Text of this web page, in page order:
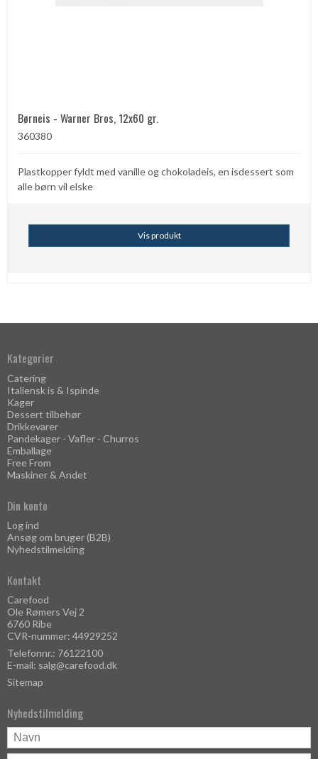
Børneis - Warner Bros, 12x60 gr.
360380
Plastkopper fyldt med vanille og chokoladeis, en isdessert som
alle børn vil elske
Vis produkt
Kategorier
Catering
Italiensk is & Ispinde
Kager
Dessert tilbehør
Drikkevarer
Pandekager - Vafler - Churros
Emballage
Free From
Maskiner & Andet
Din konto
Log ind
Ansøg om bruger (B2B)
Nyhedstilmelding
Kontakt
Carefood
Ole Rømers Vej 2
6760 Ribe
CVR-nummer: 44929252
Telefonnr.: 76122100
E-mail: salg@carefood.dk
Sitemap
Nyhedstilmelding